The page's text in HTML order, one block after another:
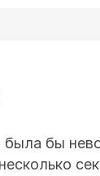
бы